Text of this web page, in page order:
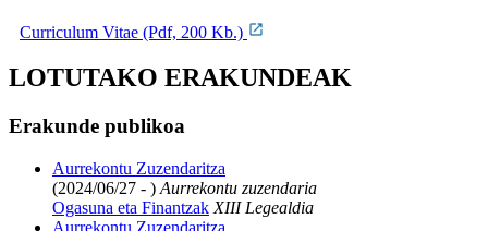
Curriculum Vitae (Pdf, 200 Kb.)
LOTUTAKO ERAKUNDEAK
Erakunde publikoa
Aurrekontu Zuzendaritza
(2024/06/27 - ) Aurrekontu zuzendaria
Ogasuna eta Finantzak XIII Legealdia
Aurrekontu Zuzendaritza